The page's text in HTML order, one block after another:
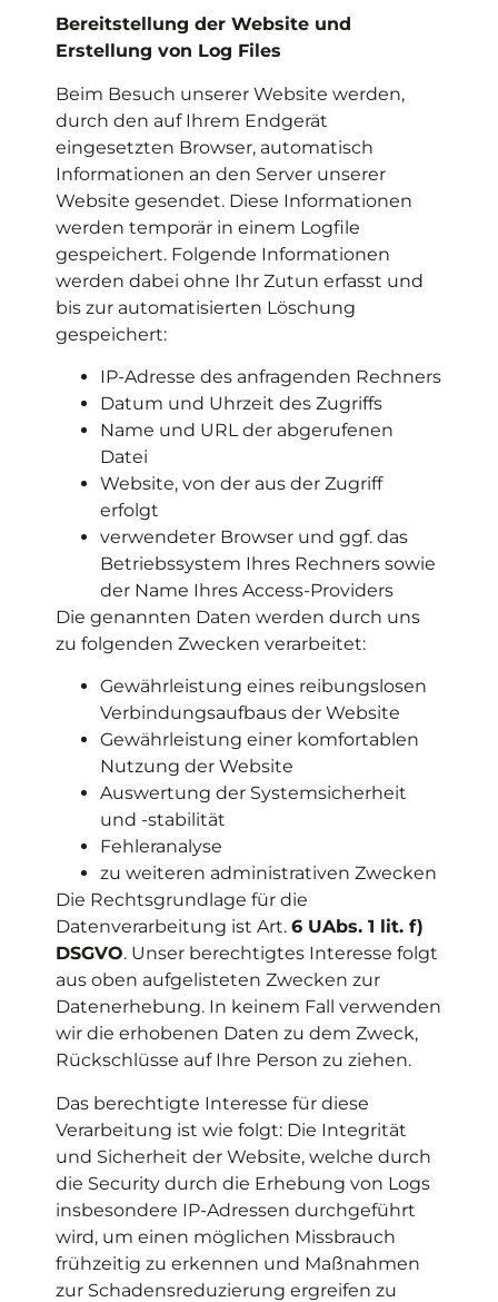
Bereitstellung der Website und
Erstellung von Log Files
Beim Besuch unserer Website werden,
durch den auf Ihrem Endgerät
eingesetzten Browser, automatisch
Informationen an den Server unserer
Website gesendet. Diese Informationen
werden temporär in einem Logfile
gespeichert. Folgende Informationen
werden dabei ohne Ihr Zutun erfasst und
bis zur automatisierten Löschung
gespeichert:
IP-Adresse des anfragenden Rechners
Datum und Uhrzeit des Zugriffs
Name und URL der abgerufenen
Datei
Website, von der aus der Zugriff
erfolgt
verwendeter Browser und ggf. das
Betriebssystem Ihres Rechners sowie
der Name Ihres Access-Providers
Die genannten Daten werden durch uns
zu folgenden Zwecken verarbeitet:
Gewährleistung eines reibungslosen
Verbindungsaufbaus der Website
Gewährleistung einer komfortablen
Nutzung der Website
Auswertung der Systemsicherheit
und -stabilität
Fehleranalyse
zu weiteren administrativen Zwecken
Die Rechtsgrundlage für die
Datenverarbeitung ist Art. 6 UAbs. 1 lit. f)
DSGVO. Unser berechtigtes Interesse folgt
aus oben aufgelisteten Zwecken zur
Datenerhebung. In keinem Fall verwenden
wir die erhobenen Daten zu dem Zweck,
Rückschlüsse auf Ihre Person zu ziehen.
Das berechtigte Interesse für diese
Verarbeitung ist wie folgt: Die Integrität
und Sicherheit der Website, welche durch
die Security durch die Erhebung von Logs
insbesondere IP-Adressen durchgeführt
wird, um einen möglichen Missbrauch
frühzeitig zu erkennen und Maßnahmen
zur Schadensreduzierung ergreifen zu